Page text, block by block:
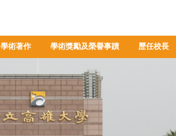
學術著作 學術獎勵及榮譽事蹟 歷任校長